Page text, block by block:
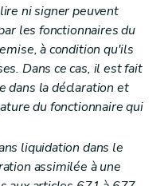
ni signer peuvent
les fonctionnaires du
à condition qu'ils
Dans ce cas, il est fait
dans la déclaration et
du fonctionnaire qui
liquidation dans le
assimilée à une